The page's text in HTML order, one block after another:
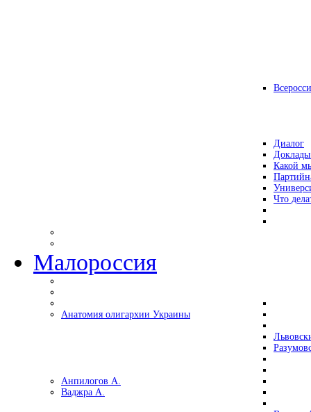
Диалог
Какой
Что
Малороссия
Анатомия олигархии Украины
Анпилогов А.
Ваджра А.